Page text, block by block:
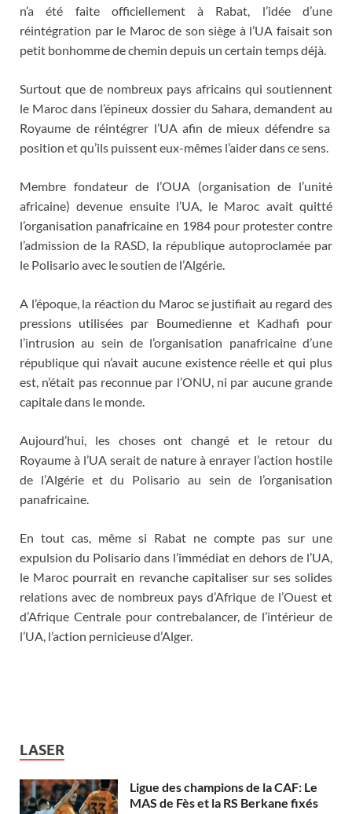
n’a été faite officiellement à Rabat, l’idée d’une
réintégration par le Maroc de son siège à l’UA faisait son
petit bonhomme de chemin depuis un certain temps déjà.
Surtout que de nombreux pays africains qui soutiennent
le Maroc dans l’épineux dossier du Sahara, demandent au
Royaume de réintégrer l’UA afin de mieux défendre sa
position et qu’ils puissent eux-mêmes l’aider dans ce sens.
Membre fondateur de l’OUA (organisation de l’unité
africaine) devenue ensuite l’UA, le Maroc avait quitté
l’organisation panafricaine en 1984 pour protester contre
l’admission de la RASD, la république autoproclamée par
le Polisario avec le soutien de l’Algérie.
A l’époque, la réaction du Maroc se justifiait au regard des
pressions utilisées par Boumedienne et Kadhafi pour
l’intrusion au sein de l’organisation panafricaine d’une
république qui n’avait aucune existence réelle et qui plus
est, n’était pas reconnue par l’ONU, ni par aucune grande
capitale dans le monde.
Aujourd’hui, les choses ont changé et le retour du
Royaume à l’UA serait de nature à enrayer l’action hostile
de l’Algérie et du Polisario au sein de l’organisation
panafricaine.
En tout cas, même si Rabat ne compte pas sur une
expulsion du Polisario dans l’immédiat en dehors de l’UA,
le Maroc pourrait en revanche capitaliser sur ses solides
relations avec de nombreux pays d’Afrique de l’Ouest et
d’Afrique Centrale pour contrebalancer, de l’intérieur de
l’UA, l’action pernicieuse d’Alger.
LASER
Ligue des champions de la CAF: Le
MAS de Fès et la RS Berkane fixés